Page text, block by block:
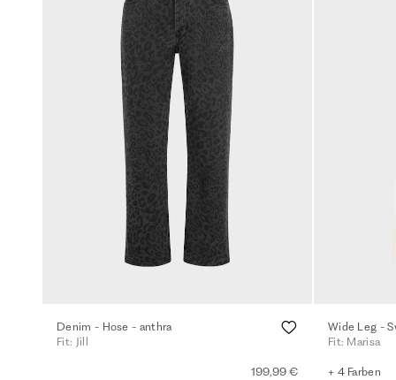
Denim - Hose - anthra
Fit: Jill
199,99 €
Wide Leg -
Fit: Marisa
+ 4 Farben